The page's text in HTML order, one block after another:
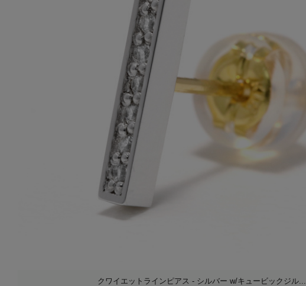
クワイエットラインピアス - シルバー w/キュービックジル...